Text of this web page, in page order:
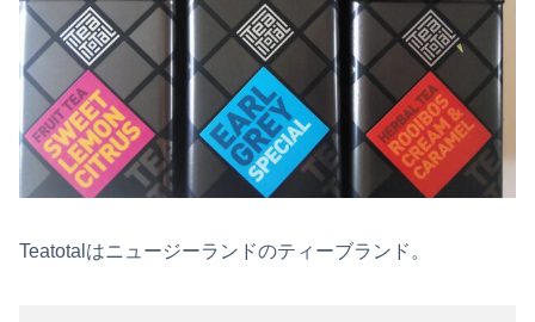
Teatotalはニュージーランドのティーブランド。